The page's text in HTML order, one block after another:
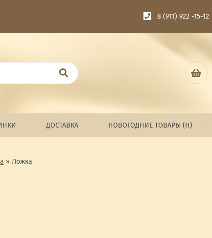
8 (911) 922 -15-12
ДОСТАВКА НОВОГОДНИЕ ТОВАРЫ (Н)
» Ложка